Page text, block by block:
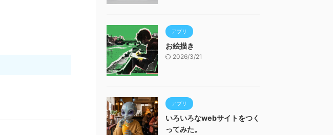
アプリ
お絵描き
2026/3/21
アプリ
いろいろなwebサイトをつく
ってみた。